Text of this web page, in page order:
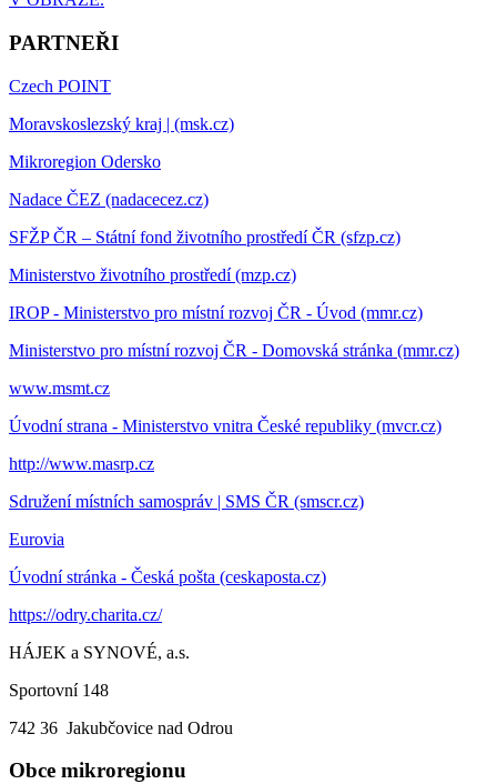
PARTNEŘI
Czech POINT
Moravskoslezský kraj | (msk.cz)
Mikroregion Odersko
Nadace ČEZ (nadacecez.cz)
SFŽP ČR – Státní fond životního prostředí ČR (sfzp.cz)
Ministerstvo životního prostředí (mzp.cz)
IROP - Ministerstvo pro místní rozvoj ČR - Úvod (mmr.cz)
Ministerstvo pro místní rozvoj ČR - Domovská stránka (mmr.cz)
www.msmt.cz
Úvodní strana - Ministerstvo vnitra České republiky (mvcr.cz)
http://www.masrp.cz
Sdružení místních samospráv | SMS ČR (smscr.cz)
Eurovia
Úvodní stránka - Česká pošta (ceskaposta.cz)
https://odry.charita.cz/
HÁJEK a SYNOVÉ, a.s.
Sportovní 148
742 36 Jakubčovice nad Odrou
Obce mikroregionu